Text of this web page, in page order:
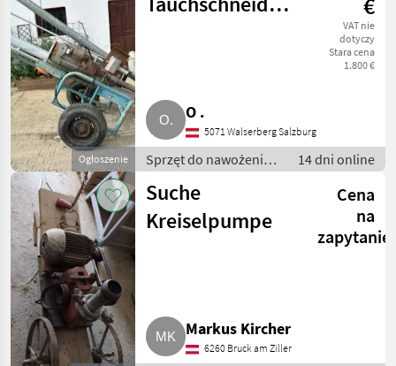
Ogłoszenie
VAT nie
dotyczy
Stara cena
1.800 €
O .
5071 Walserberg Salzburg
Sprzęt do nawożenia i
nawadniania / Pompy
do gnojowicy
14 dni online
Suche
Kreiselpumpe
Cena
na
zapytanie
Markus Kircher
6260 Bruck am Ziller